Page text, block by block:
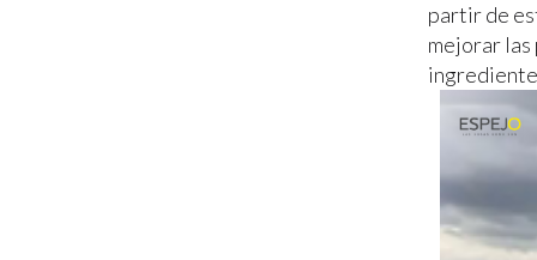
partir de
mejorar